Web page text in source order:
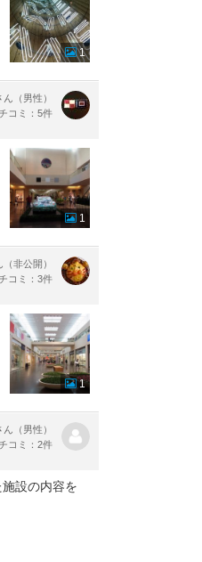
1
ん（男性）
コミ：5件
1
（非公開）
コミ：3件
1
ん（男性）
コミ：2件
設の内容を